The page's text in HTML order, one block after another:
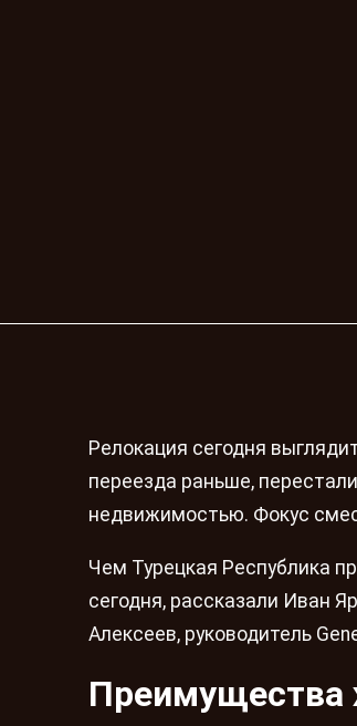
Релокация сегодня
переезда раньше,
недвижимостью. Фокус
Чем Турецкая Республика
сегодня, рассказали Иван
Алексеев, руководитель
Преимущества